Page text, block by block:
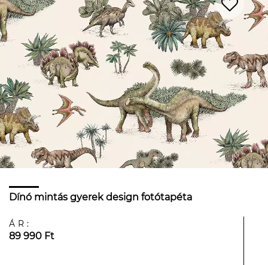
Dínó mintás gyerek design fotótapéta
ÁR:
89 990 Ft